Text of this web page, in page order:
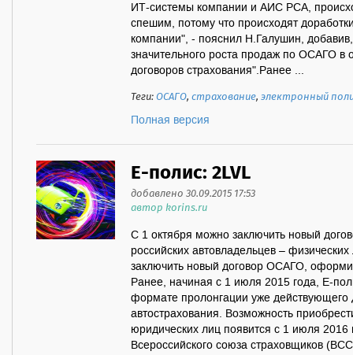
ИТ-системы компании и АИС РСА,
спешим, потому что происходят
компании", - пояснил Н.Галушин,
значительного роста продаж по ОСАГО в
договоров страхования".Ранее ...
Теги:ОСАГО,страхование,электронный
Полная версия
Е-полис: 2LVL
добавлено 30.09.2015 17:53
автор korins.ru
С 1 октября можно заключить новый
российских автовладельцев –
заключить новый договор ОСАГО,
Ранее, начиная с 1 июля 2015 года, Е-
формате пролонгации уже действующего
автострахования. Возможность
юридических лиц появится с 1 июля
Всероссийского союза страховщиков